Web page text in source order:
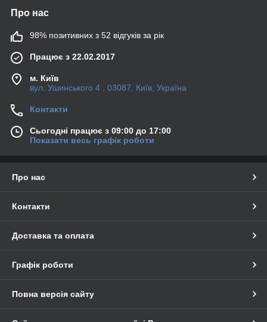
Про нас
98% позитивних з 52 відгуків за рік
Працює з 22.02.2017
м. Київ
вул. Ушинського 4 , 03087, Київ, Україна
Контакти
Сьогодні працює з 09:00 до 17:00
Показати весь графік роботи
Про нас
Контакти
Доставка та оплата
Графік роботи
Повна версія сайту